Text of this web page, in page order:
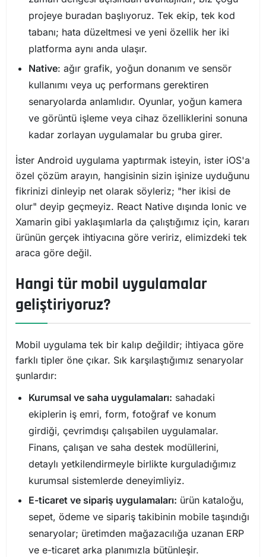
projeye buradan başlıyoruz. Tek ekip, tek kod
tabanı; hata düzeltmesi ve yeni özellik her iki
platforma aynı anda ulaşır.
Native: ağır grafik, yoğun donanım ve sensör
kullanımı veya uç performans gerektiren
senaryolarda anlamlıdır. Oyunlar, yoğun kamera
ve görüntü işleme veya cihaz özelliklerini sonuna
kadar zorlayan uygulamalar bu gruba girer.
İster Android uygulama yaptırmak isteyin, ister iOS'a
özel çözüm arayın, hangisinin sizin işinize uyduğunu
fikrinizi dinleyip net olarak söyleriz; "her ikisi de
olur" deyip geçmeyiz. React Native dışında Ionic ve
Xamarin gibi yaklaşımlarla da çalıştığımız için, kararı
ürünün gerçek ihtiyacına göre veririz, elimizdeki tek
araca göre değil.
Hangi tür mobil uygulamalar
geliştiriyoruz?
Mobil uygulama tek bir kalıp değildir; ihtiyaca göre
farklı tipler öne çıkar. Sık karşılaştığımız senaryolar
şunlardır:
Kurumsal ve saha uygulamaları: sahadaki
ekiplerin iş emri, form, fotoğraf ve konum
girdiği, çevrimdışı çalışabilen uygulamalar.
Finans, çalışan ve saha destek modüllerini,
detaylı yetkilendirmeyle birlikte kurguladığımız
kurumsal sistemlerde deneyimliyiz.
E-ticaret ve sipariş uygulamaları: ürün kataloğu,
sepet, ödeme ve sipariş takibinin mobile taşındığı
senaryolar; üretimden mağazacılığa uzanan ERP
ve e-ticaret arka planımızla bütünleşir.